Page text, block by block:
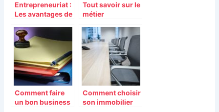
Entrepreneuriat :
Les avantages de
propres bureaux
Tout savoir sur le
métier
direction
Comment faire
un bon business
Comment choisir
son immobilier